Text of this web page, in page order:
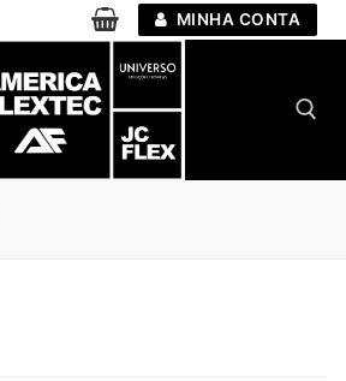
MINHA CONTA